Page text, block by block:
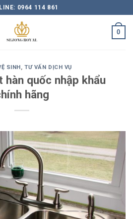
0964 114 861
0
SINH,TƯ VẤN DỊCH VỤ
hàn quốc nhập khẩu
hãng